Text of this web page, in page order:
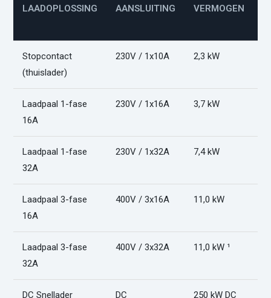
LAADOPLOSSING AANSLUITING VERMOGEN
Stopcontact
(thuislader)
230V / 1x10A 2,3 kW
Laadpaal 1-fase
16A
230V / 1x16A 3,7 kW
Laadpaal 1-fase
32A
230V / 1x32A 7,4 kW
Laadpaal 3-fase
16A
400V / 3x16A 11,0 kW
Laadpaal 3-fase
32A
400V / 3x32A 11,0 kW ¹
DC Snellader DC 250 kW DC